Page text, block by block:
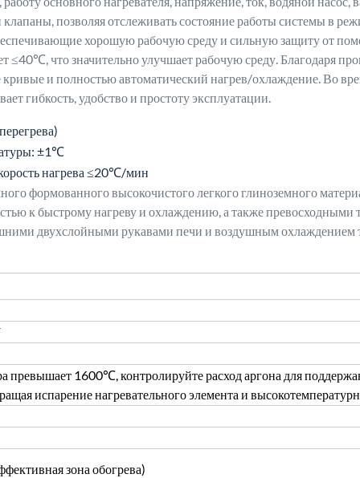
позволяя отслеживать состояние работы системы в
хорошую рабочую среду и сильную защиту от
≤40℃, что значительно улучшает рабочую среду. Благодаря
и полностью автоматический нагрев/охлаждение. Во
гибкость, удобство и простоту эксплуатации.
±1℃
нагрева ≤20℃/мин
формованного высокочистого легкого глиноземного
к быстрому нагреву и охлаждению, а также
двухслойными рукавами печи и воздушным охлаждением
превышает 1600℃, контролируйте расход аргона для
испарение нагревательного элемента и
зона обогрева)